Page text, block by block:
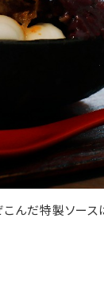
んだ特製ソー